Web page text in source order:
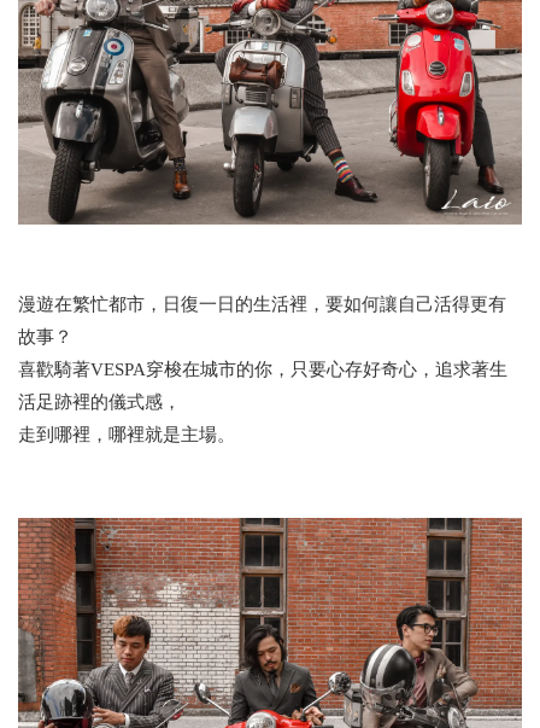
漫遊在繁忙都市，日復一日的生活裡，要如何讓自己活得更有
故事？
喜歡騎著VESPA穿梭在城市的你，只要心存好奇心，追求著生
活足跡裡的儀式感，
走到哪裡，哪裡就是主場。